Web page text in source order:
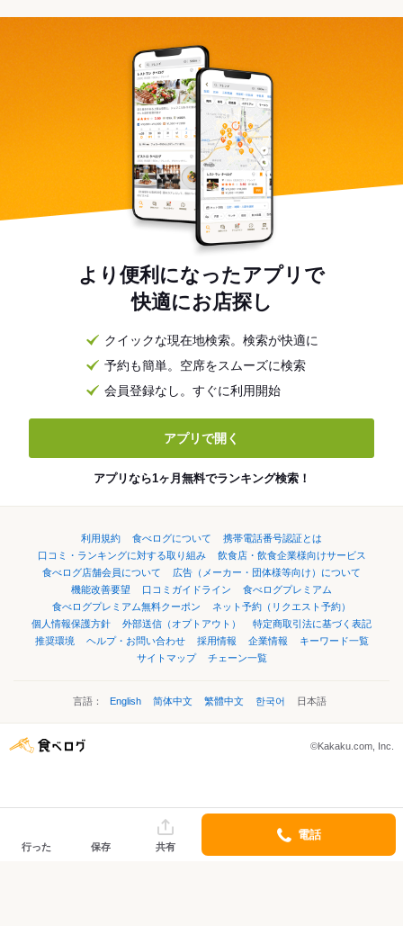
より便利になったアプリで
快適にお店探し
クイックな現在地検索。検索が快適に
予約も簡単。空席をスムーズに検索
会員登録なし。すぐに利用開始
アプリで開く
アプリなら1ヶ月無料でランキング検索！
利用規約 食べログについて
携帯電話番号認証とは
口コミ・ランキングに対する取り組み
飲食店・飲食企業様向けサービス
食べログ店舗会員について
広告（メーカー・団体様等向け）について
機能改善要望
口コミガイドライン
食べログプレミアム
食べログプレミアム無料クーポン
ネット予約（リクエスト予約）
個人情報保護方針
外部送信（オプトアウト）
特定商取引法に基づく表記
推奨環境
ヘルプ・お問い合わせ 採用情報 企業情報
キーワード一覧
サイトマップ
チェーン一覧
言語： English 简体中文 繁體中文 한국어 日本語
©Kakaku.com, Inc.
行った 保存 共有
電話